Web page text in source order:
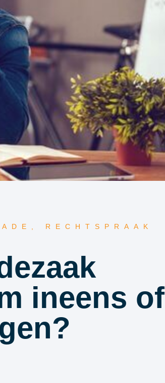
, RECHTSPRAAK
ineens of